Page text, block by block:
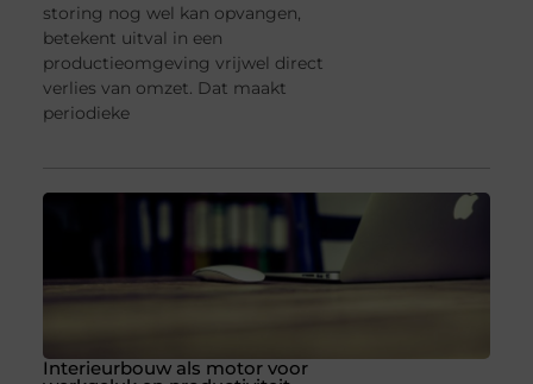
storing nog wel kan opvangen,
betekent uitval in een
productieomgeving vrijwel direct
verlies van omzet. Dat maakt
periodieke
Interieurbouw als motor voor